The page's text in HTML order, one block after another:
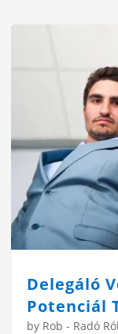
Delegáló
Potenciál
by Rob - Radó